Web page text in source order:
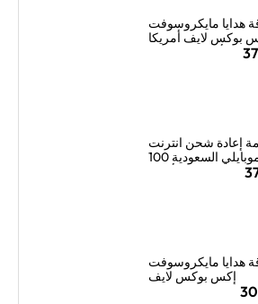
هدايا مايكروسوفت
بوكس لايف أمريكا
100 دولار أمريكي إرسال
إعادة شحن انترنت
موبايلي السعودية 100
هدايا مايكروسوفت
إكس بوكس لايف